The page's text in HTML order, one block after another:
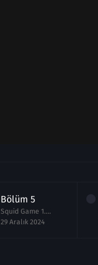
Bölüm 5
Squid Game 1.Sezon 5.Bölüm izle
29 Aralık 2024